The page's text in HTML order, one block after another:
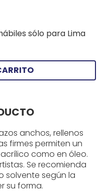
sólo para Lima
anchos, rellenos
firmes permiten un
como en óleo.
Se recomienda
solvente según la
su forma.